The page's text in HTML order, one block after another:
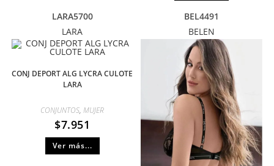
LARA5700
LARA
CONJ DEPORT ALG LYCRA CULOTE
LARA
CONJUNTOS,MUJER
$7.951
Ver más...
BEL4491
BELEN